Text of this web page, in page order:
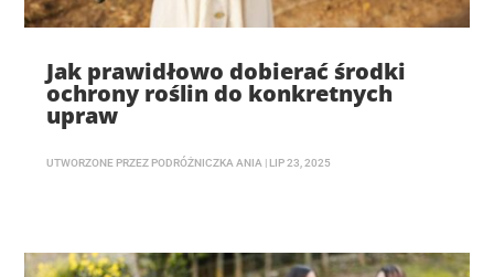
Jak prawidłowo dobierać środki
ochrony roślin do konkretnych
upraw
UTWORZONE PRZEZ PODRÓŻNICZKA ANIA | LIP 23, 2025